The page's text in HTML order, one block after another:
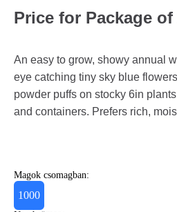
Price for Package of
An easy to grow, showy annual
eye catching tiny sky blue
powder puffs on stocky 6in
and containers. Prefers rich,
Magok csomagban:
1000